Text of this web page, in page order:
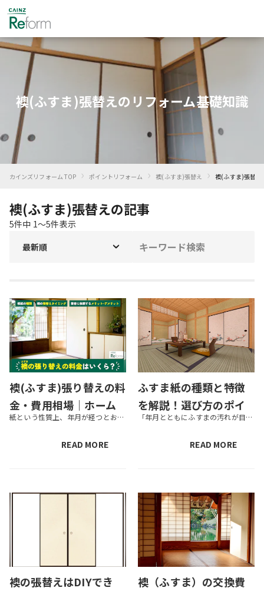
襖(ふすま)張替えのリフォーム基礎知識
カインズリフォーム TOP › ポイントリフォーム › 襖(ふすま)張替え › 襖(ふすま)張替え
襖(ふすま)張替えの記事
5件中 1〜5件表示
最新順
襖(ふすま)張り替えの料
金・費用相場｜ホーム
センターでの価格・値紙という性質上、年月が経つとお手入れしていても劣化が目立ってしまうのが襖(ふすま)。破れや色褪せ、黄ばみなどが気になってきたら、そろそろ襖の張替えどきかもしれません。しかし、はじめて襖を張替える場合、わからないことだらけ...
READ MORE
ふすま紙の種類と特徴
を解説！選び方のポイ
ントや費用相場は？
「年月とともにふすまの汚れが目立つようになってきた」「ふすまを一新させて、お部屋の雰囲気を変えたい」とお考えの方には、ふすま紙の張り替えがおすすめです。 この記事では、ふすま紙の種類や特徴、費用相場などを詳しく解説します...
READ MORE
襖の張替えはDIYでき
襖（ふすま）の交換費